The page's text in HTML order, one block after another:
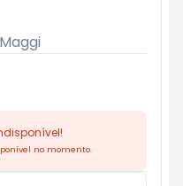
Maggi
no momento.